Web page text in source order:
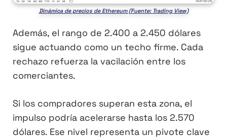
Dinámica de precios de Ethereum (Fuente: Trading View)
Además, el rango de 2.400 a 2.450 dólares
sigue actuando como un techo firme. Cada
rechazo refuerza la vacilación entre los
comerciantes.
Si los compradores superan esta zona, el
impulso podría acelerarse hasta los 2.570
dólares. Ese nivel representa un pivote clave